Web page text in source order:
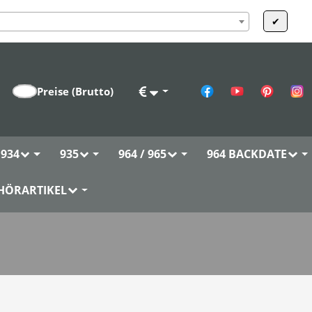
✔
Preise (Brutto)
934 935 964 / 965 964 BACKDATE